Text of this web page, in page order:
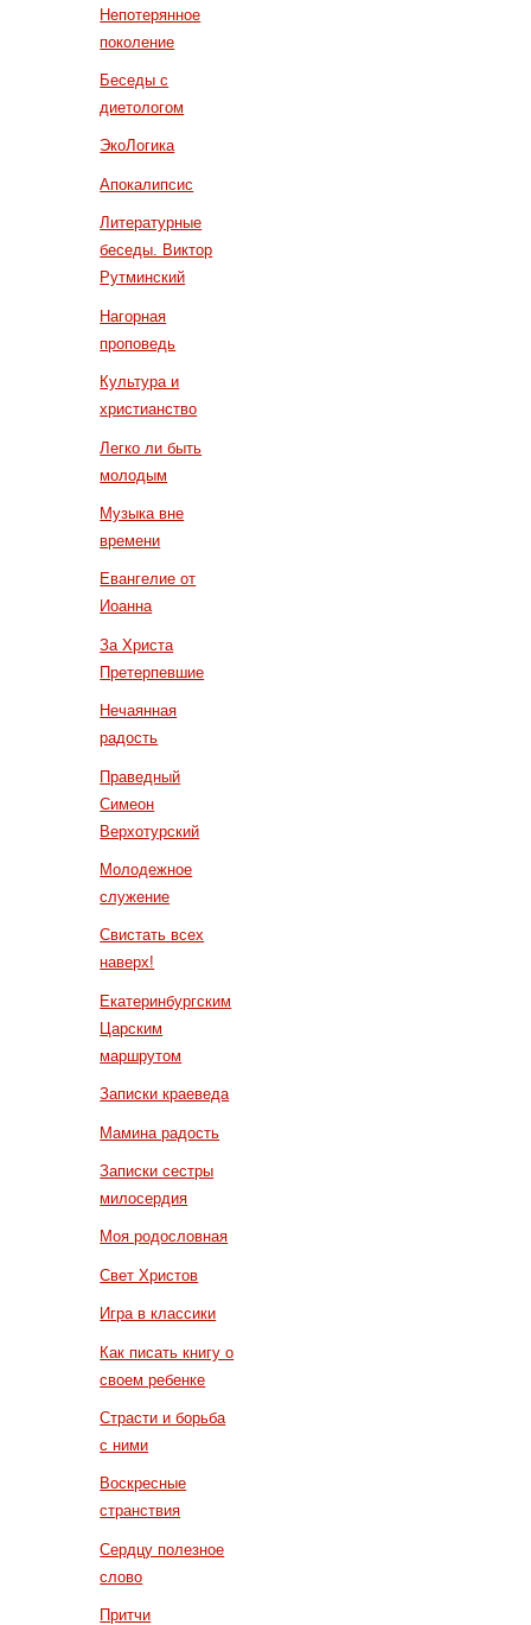
Непотерянное
поколение
Беседы с
диетологом
ЭкоЛогика
Апокалипсис
Литературные
беседы. Виктор
Рутминский
Нагорная
проповедь
Культура и
христианство
Легко ли быть
молодым
Музыка вне
времени
Евангелие от
Иоанна
За Христа
Претерпевшие
Нечаянная
радость
Праведный
Симеон
Верхотурский
Молодежное
служение
Свистать всех
наверх!
Екатеринбургским
Царским
маршрутом
Записки краеведа
Мамина радость
Записки сестры
милосердия
Моя родословная
Свет Христов
Игра в классики
Как писать книгу о
своем ребенке
Страсти и борьба
с ними
Воскресные
странствия
Сердцу полезное
слово
Притчи